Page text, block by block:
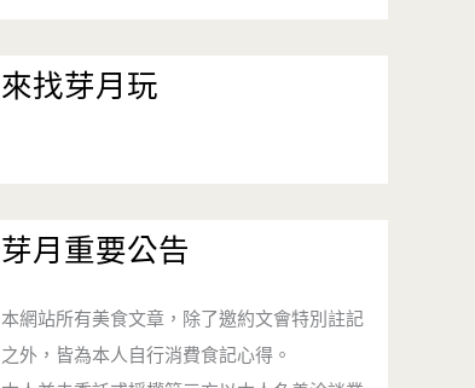
來找芽月玩
芽月重要公告
本網站所有美食文章，除了邀約文會特別註記
之外，皆為本人自行消費食記心得。